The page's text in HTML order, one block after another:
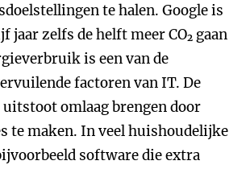
te halen. Google is
jaar zelfs de helft meer CO₂ gaan
is een van de
factoren van IT. De
uitstoot omlaag brengen door
te maken. In veel huishoudelijke
software die extra